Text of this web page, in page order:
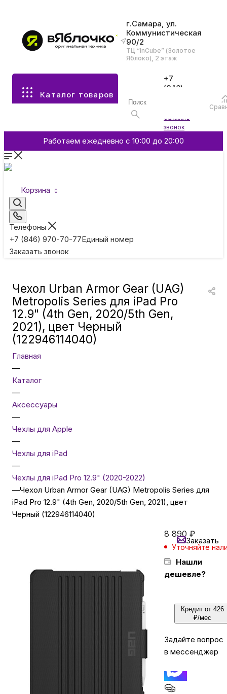
г.Самара, ул.
Коммунистическая
90/2
ТЦ “InCube” (Золотое
Яблоко), 2 этаж
Каталог товаров
+7
(846)
Заказать
звонок
Работаем ежедневно с 10:00 до 20:00
Корзина 0
Телефоны
+7 (846) 970-70-77Единый номер
Заказать звонок
Все разделы каталога
Аксессуары
Смартфоны и гаджеты
Умные кольца
Фитнес-браслеты
Сумки и чемоданы
Для дома и дачи
LEGO
Для домашних питомцев
Умный дом и безопасность
Чехол Urban Armor Gear (UAG)
Metropolis Series для iPad Pro
12.9" (4th Gen, 2020/5th Gen,
2021), цвет Черный
(122946114040)
Главная
—
Каталог
—
Аксессуары
—
Чехлы для Apple
—
Чехлы для iPad
—
Чехлы для iPad Pro 12.9" (2020-2022)
—Чехол Urban Armor Gear (UAG) Metropolis Series для
iPad Pro 12.9" (4th Gen, 2020/5th Gen, 2021), цвет
Черный (122946114040)
8 890 ₽
Уточняйте
Нашли
дешевле?
Заказать
Кредит от 426
₽/мес
Задайте вопрос
в мессенджер